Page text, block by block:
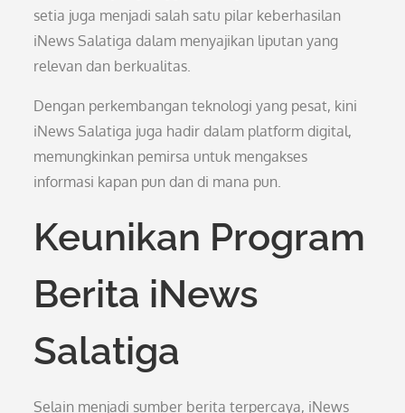
setia juga menjadi salah satu pilar keberhasilan
iNews Salatiga dalam menyajikan liputan yang
relevan dan berkualitas.
Dengan perkembangan teknologi yang pesat, kini
iNews Salatiga juga hadir dalam platform digital,
memungkinkan pemirsa untuk mengakses
informasi kapan pun dan di mana pun.
Keunikan Program
Berita iNews
Salatiga
Selain menjadi sumber berita terpercaya, iNews